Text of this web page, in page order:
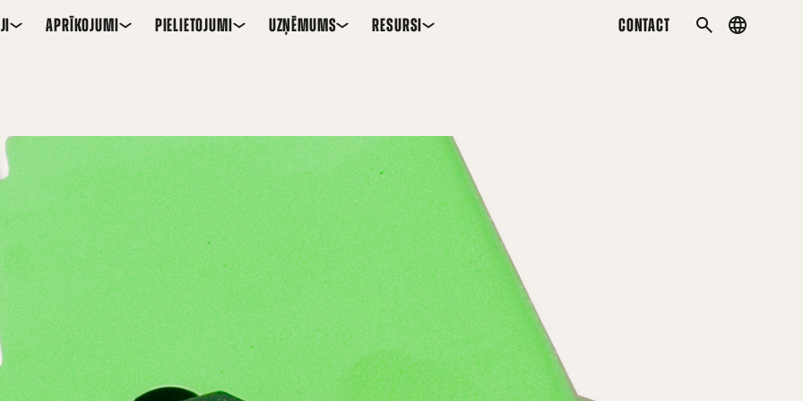
APRĪKOJUMI PIELIETOJUMI UZŅĒMUMS RESURSI CONTACT
MEKLĒTCountry